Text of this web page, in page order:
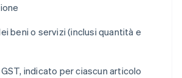
beni o servizi (inclusi quantità e
indicato per ciascun articolo